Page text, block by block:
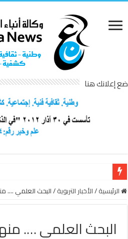
ضع إعلانك هنا
تابعو صفحتنا عبرَ الفيسبوك: https://www.facebook.com/alAssifanews/
لإعلاناتكم في وكالة أنباء العاصفة العربية الإتصال
الرئيسية/الأخبار التربوية/البحث العلمي ….
البحث العلمي ….